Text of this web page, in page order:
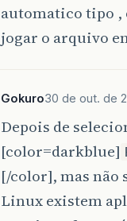
automatico tipo ,
jogar o arquivo
Gokuro30 de out. de
Depois de
[color=darkblue]
[/color], mas não
Linux existem